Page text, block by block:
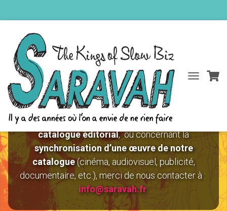
DÉPLIER
Catalogue Éditorial
Pour toute demande departition issue de notre
catalogue éditorial, ou concernant la
synchronisation d’une œuvre de notre
catalogue(cinéma, audiovisuel, publicité,
documentaire, etc.), merci de nous contacter à :
info@saravah.fr